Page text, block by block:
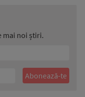
mai noi știri.